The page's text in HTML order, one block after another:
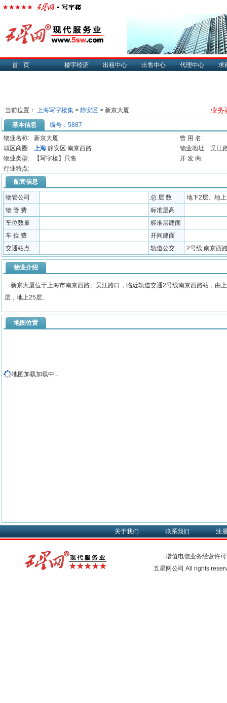
首页 楼宇经济 出租中心 出售中心 代理中心 求
当前位置： 上海写字楼集 > 静安区 > 新京大厦 业务
基本信息
编号：5887
物业名称:
新京大厦
曾 用 名:
城区商圈:
上海 静安区 南京西路 物业地址:
吴江
物业类型:
【写字楼】只售
开 发 商:
行业特点:
配套信息
物管公司 总 层 数
地下2层、地
物 管 费
标准层高
车位数量
标准层建面
车 位 费
开间建面
交通站点
轨道公交 2号线 南京西
物业介绍
新京大厦位于上海市南京西路、吴江路口，临近轨道交通2号线南京西路站，由
层，地上25层。
地图位置
地图加载加载中...
关于我们 联系我们 注
增值电信业务经营许
五星网公司 All rights